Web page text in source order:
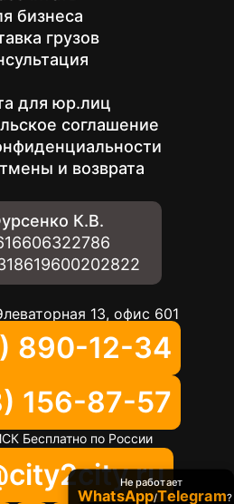
бизнеса
грузов
для юр.лиц
соглашение
и возврата
К.В.
13, офис 601
890-12-34
156-87-57
Бесплатно по России
Не работает
WhatsApp/Telegram?